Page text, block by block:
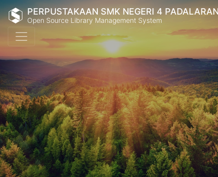
PERPUSTAKAAN SMK NEGERI 4
Open Source Library Management System